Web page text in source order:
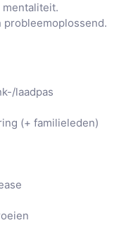
probleemoplossend.
laadpas
(+ familieleden)